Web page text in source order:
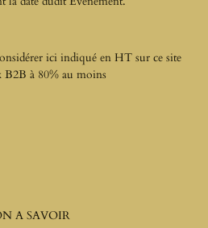
ici indiqué en HT sur ce site
B2B à 80% au moins
A SAVOIR